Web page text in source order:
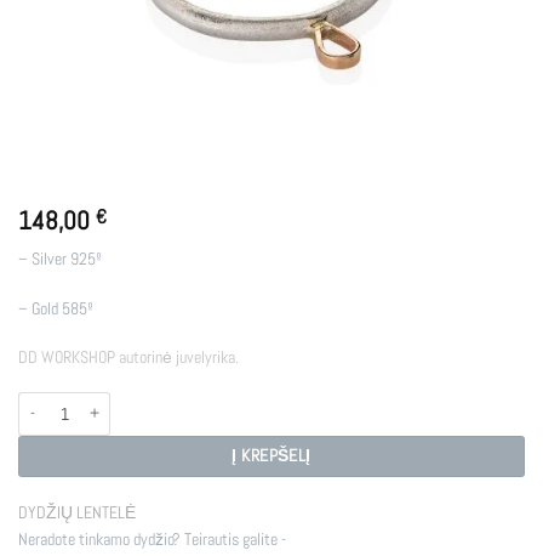
148,00 €
– Silver 925º
– Gold 585º
DD WORKSHOP autorinė juvelyrika.
produkto kiekis: R - ZP2
Į KREPŠELĮ
DYDŽIŲ LENTELĖ
Neradote tinkamo dydžio? Teirautis galite -